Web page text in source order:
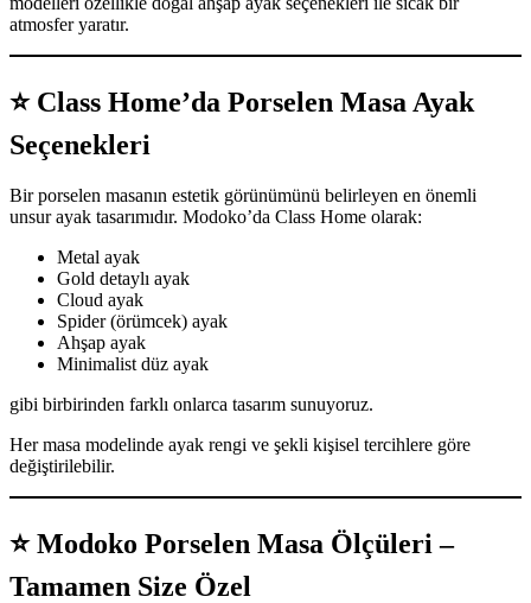
atmosfer yaratır.
⭐ Class Home’da Porselen Masa Ayak
Seçenekleri
Bir porselen masanın estetik görünümünü belirleyen en önemli
unsur ayak tasarımıdır. Modoko’da Class Home olarak:
Metal ayak
Gold detaylı ayak
Cloud ayak
Spider (örümcek) ayak
Ahşap ayak
Minimalist düz ayak
gibi birbirinden farklı onlarca tasarım sunuyoruz.
Her masa modelinde ayak rengi ve şekli kişisel tercihlere göre
değiştirilebilir.
⭐Modoko Porselen Masa Ölçüleri –
Tamamen Size Özel